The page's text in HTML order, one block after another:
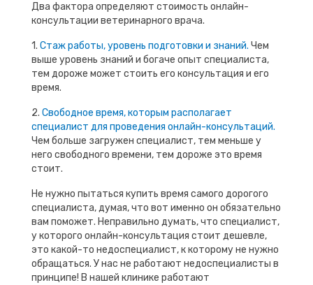
Два фактора определяют стоимость онлайн-
консультации ветеринарного врача.
1. Стаж работы, уровень подготовки и знаний. Чем
выше уровень знаний и богаче опыт специалиста,
тем дороже может стоить его консультация и его
время.
2. Свободное время, которым располагает
специалист для проведения онлайн-консультаций.
Чем больше загружен специалист, тем меньше у
него свободного времени, тем дороже это время
стоит.
Не нужно пытаться купить время самого дорогого
специалиста, думая, что вот именно он обязательно
вам поможет. Неправильно думать, что специалист,
у которого онлайн-консультация стоит дешевле,
это какой-то недоспециалист, к которому не нужно
обращаться. У нас не работают недоспециалисты в
принципе! В нашей клинике работают